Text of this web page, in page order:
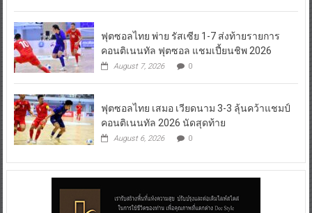
ฟุตซอลไทย พ่าย รัสเซีย 1-7 ส่งท้ายรายการ
คอนติเนนทัล ฟุตซอล แชมเปี้ยนชิพ 2026
August 7, 2026 0
ฟุตซอลไทย เสมอ เวียดนาม 3-3 ลุ้นคว้าแชมป์
คอนติเนนทัล 2026 นัดสุดท้าย
August 6, 2026 0